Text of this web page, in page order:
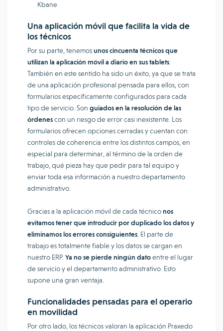
Kbane
Una aplicación móvil que facilita la vida de
los técnicos
Por su parte, tenemosunos cincuenta técnicos que
utilizan la aplicación móvil a diario en sus tablets
También en este sentido ha sido un éxito, ya que se trata
de una aplicación profesional pensada para ellos, con
formularios específicamente configurados para cada
tipo de servicio. Son guiados en la resolución de las
órdenescon un riesgo de error casi inexistente. Los
formularios ofrecen opciones cerradas y cuentan con
controles de coherencia entre los distintos campos, en
especial para determinar, al término de la orden de
trabajo, qué pieza hay que pedir para tal equipo y
enviar toda esa información a nuestro departamento
administrativo.
Gracias a la aplicación móvil de cada técniconos
evitamos tener que introducir por duplicado los datos y
eliminamos los errores consiguientes . El parte de
trabajo es totalmente fiable y los datos se cargan en
nuestro ERP. Ya no se pierde ningún datoentre el lugar
de servicio y el departamento administrativo. Esto
supone una gran ventaja.
Funcionalidades pensadas para el operario
en movilidad
Por otro lado, los técnicos valoran la aplicación Praxedo